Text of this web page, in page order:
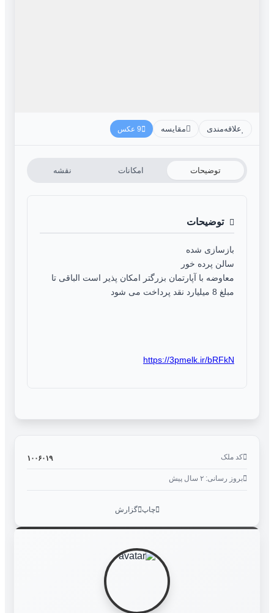
علاقه‌مندی مقایسه 9 عکس
توضیحات امکانات نقشه
توضیحات
بازسازی شده
سالن پرده خور
معاوضه با آپارتمان بزرگتر امکان پذیر است الباقی تا
مبلغ 8 میلیارد نقد پرداخت می شود
https://3pmelk.ir/bRFkN
کد ملک ۱۰۰۶۰۱۹
بروز رسانی: ۲ سال پیش
چاپ گزارش